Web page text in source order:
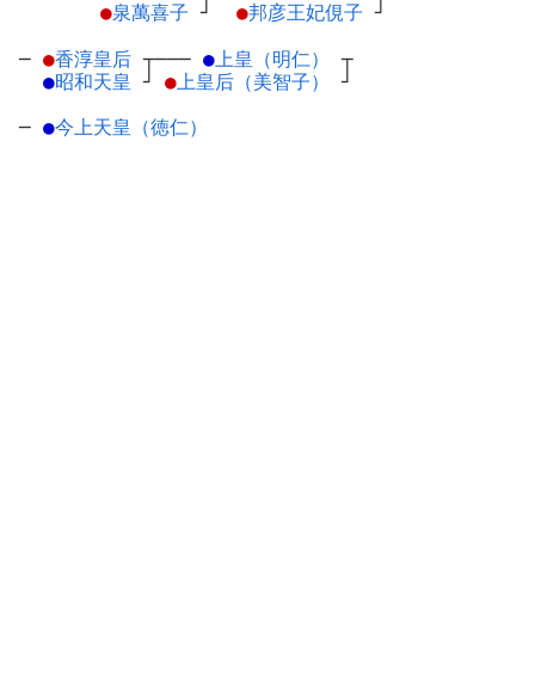
●泉萬喜子 ┘
●邦彦王妃俔子 ┘
─ ●香淳皇后 ┬
●昭和天皇 ┘
─── ● 上皇（明仁）
┬
● 上皇后（美智子） ┘
─ ●今上天皇（徳仁）